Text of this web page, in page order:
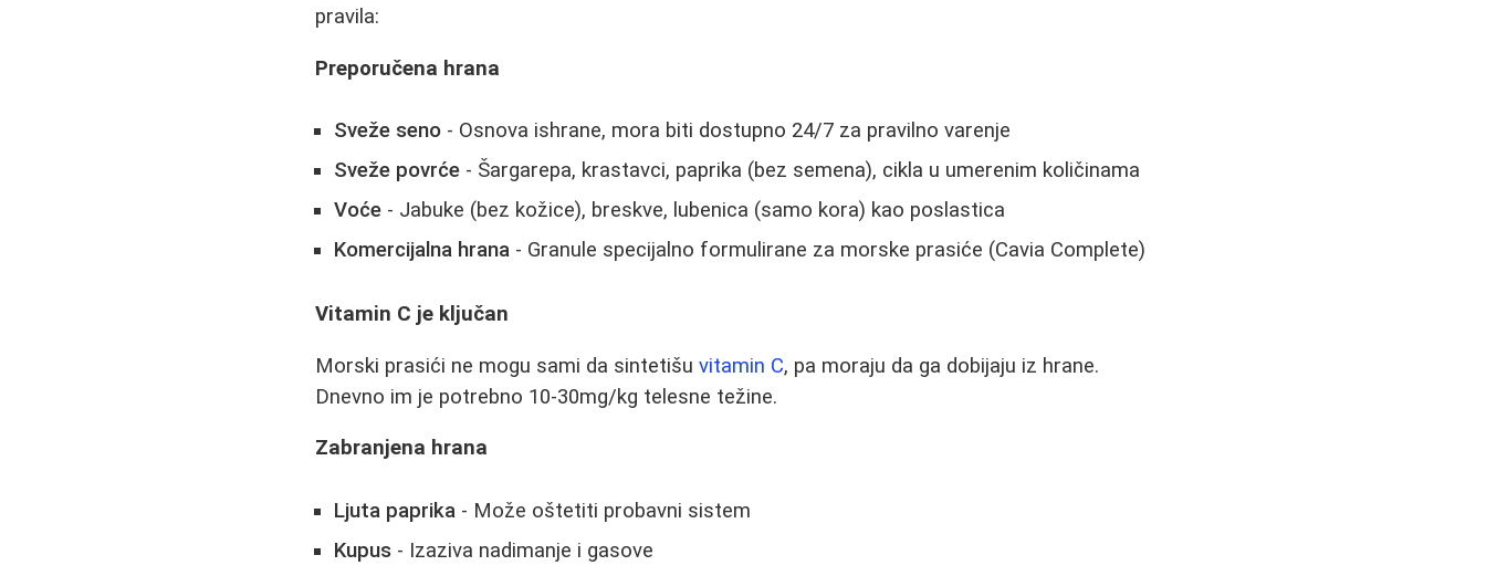
pravila:
Preporučena hrana
Sveže seno - Osnova ishrane, mora biti dostupno 24/7 za pravilno varenje
Sveže povrće - Šargarepa, krastavci, paprika (bez semena), cikla u umerenim količinama
Voće - Jabuke (bez kožice), breskve, lubenica (samo kora) kao poslastica
Komercijalna hrana - Granule specijalno formulirane za morske prasiće (Cavia Complete)
Vitamin C je ključan
Morski prasići ne mogu sami da sintetišuvitamin C, pa moraju da ga dobijaju iz hrane.
Dnevno im je potrebno 10-30mg/kg telesne težine.
Zabranjena hrana
Ljuta paprika - Može oštetiti probavni sistem
Kupus - Izaziva nadimanje i gasove